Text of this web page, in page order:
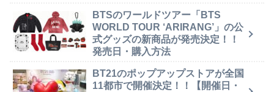
BTSのワールドツアー「BTS
WORLD TOUR ‘ARIRANG’」の公
式グッズの新商品が発売決定！！
発売日・購入方法
BT21のポップアップストアが全国
11都市で開催決定！！【開催日・